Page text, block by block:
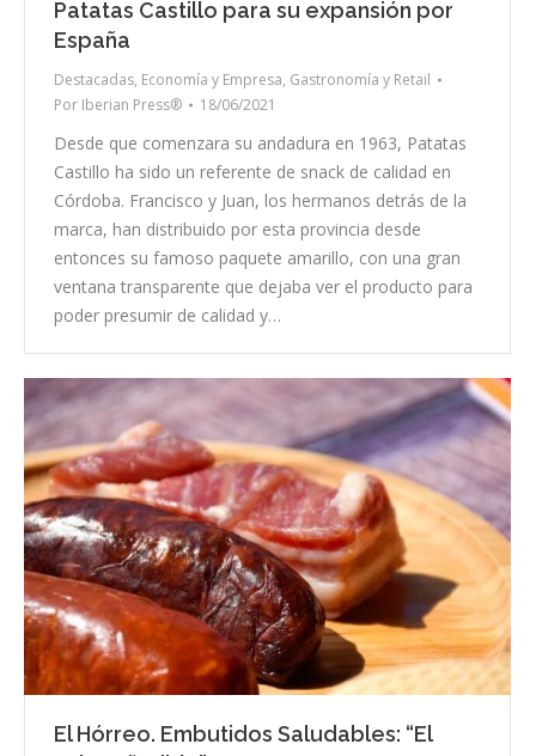
Patatas Castillo para su expansión por
España
Destacadas, Economía y Empresa, Gastronomía y Retail
Por Iberian Press® 18/06/2021
Desde que comenzara su andadura en 1963, Patatas
Castillo ha sido un referente de snack de calidad en
Córdoba. Francisco y Juan, los hermanos detrás de la
marca, han distribuido por esta provincia desde
entonces su famoso paquete amarillo, con una gran
ventana transparente que dejaba ver el producto para
poder presumir de calidad y…
El Hórreo. Embutidos Saludables: “El